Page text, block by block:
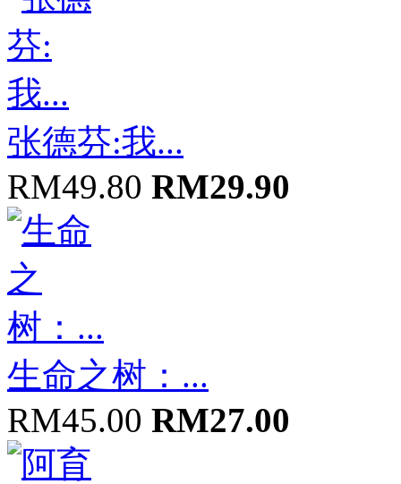
张德芬:我...
RM49.80 RM29.90
生命之树：...
RM45.00 RM27.00